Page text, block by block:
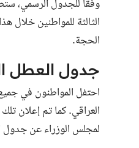
الحجة.
جدول العطل
العراقي. كما تم إعلان
لمجلس الوزراء عن جدول العطل